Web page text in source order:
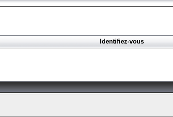
Identifiez-vous